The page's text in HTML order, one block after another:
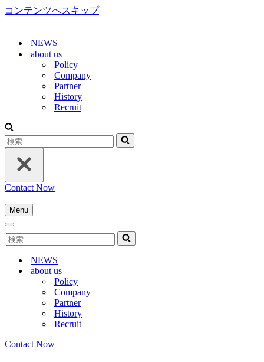
コンテンツへスキップ
NEWS
about us
Policy
Company
Partner
History
Recruit
検
索...
Contact Now
Menu
ナ
ゲ
シ
ョ
ナ
ビ
検
索...
NEWS
about us
Policy
Company
Partner
History
Recruit
Contact Now